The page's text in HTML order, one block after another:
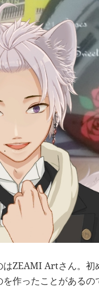
ZEAMI Artさん。初
作ったことがあるの